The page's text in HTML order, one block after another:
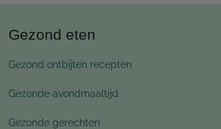
Gezond eten
Gezond ontbijten recepten
Gezonde avondmaaltijd
Gezonde gerechten